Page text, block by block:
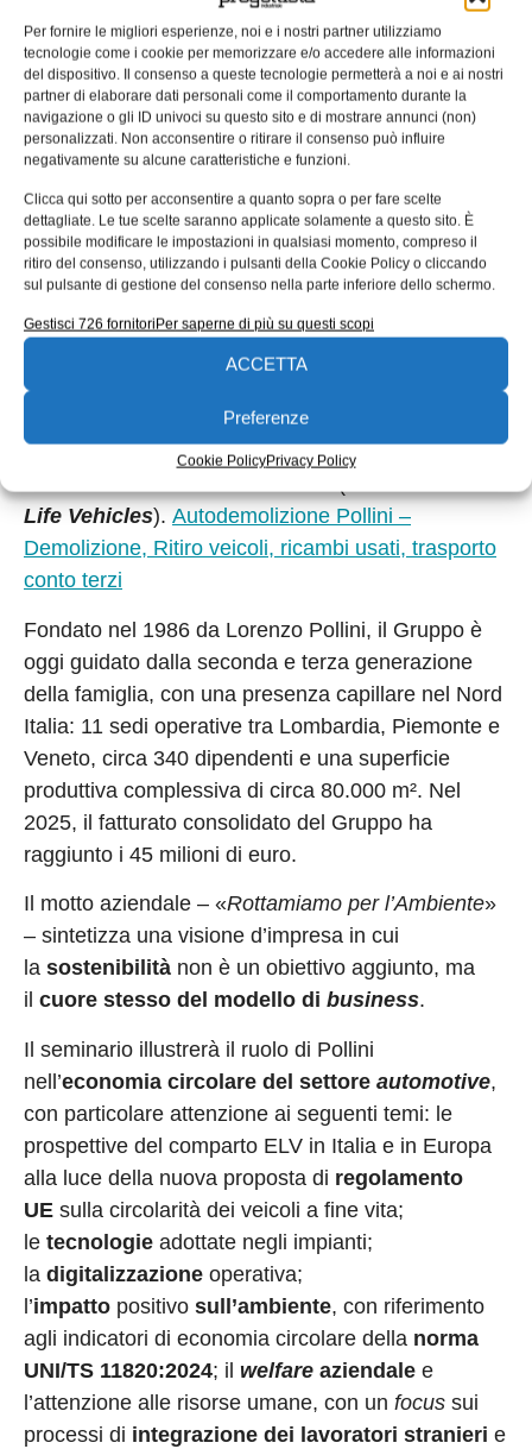
Per fornire le migliori esperienze, noi e i nostri partner utilizziamo
tecnologie come i cookie per memorizzare e/o accedere alle informazioni
del dispositivo. Il consenso a queste tecnologie permetterà a noi e ai nostri
partner di elaborare dati personali come il comportamento durante la
navigazione o gli ID univoci su questo sito e di mostrare annunci (non)
personalizzati. Non acconsentire o ritirare il consenso può influire
negativamente su alcune caratteristiche e funzioni.
Clicca qui sotto per acconsentire a quanto sopra o per fare scelte
dettagliate. Le tue scelte saranno applicate solamente a questo sito. È
possibile modificare le impostazioni in qualsiasi momento, compreso il
ritiro del consenso, utilizzando i pulsanti della Cookie Policy o cliccando
sul pulsante di gestione del consenso nella parte inferiore dello schermo.
Gestisci 726 fornitoriPer saperne di più su questi scopi
ACCETTA
Preferenze
Cookie PolicyPrivacy Policy
risorse umane aziendali.
Pollini’s Future s.r.l.: la sostenibilità nel
DNA
«Rottamiamo per l’Ambiente»
L02 (Building 12) – via La Masa n° 34.
Simone Pollini–Chief Executive Officer– Pollini’s
Future s.r.l.
Dott. Maurizio Trovato–Chief Financial Officer–
, con sede a Bedizzole (Brescia),
è il principale operatore italiano nella raccolta e nel
Life Vehicles). Autodemolizione Pollini –
Demolizione, Ritiro veicoli, ricambi usati, trasporto
conto terzi
Fondato nel 1986 da Lorenzo Pollini, il Gruppo è
oggi guidato dalla seconda e terza generazione
della famiglia, con una presenza capillare nel Nord
Italia: 11 sedi operative tra Lombardia, Piemonte e
Veneto, circa 340 dipendenti e una superficie
produttiva complessiva di circa 80.000 m². Nel
2025, il fatturato consolidato del Gruppo ha
raggiunto i 45 milioni di euro.
Il motto aziendale – «Rottamiamo per l’Ambiente»
– sintetizza una visione d’impresa in cui
la sostenibilità non è un obiettivo aggiunto, ma
il cuore stesso del modello di business.
Il seminario illustrerà il ruolo di Pollini
nell’economia circolare del settore automotive,
con particolare attenzione ai seguenti temi: le
prospettive del comparto ELV in Italia e in Europa
alla luce della nuova proposta di regolamento
UE sulla circolarità dei veicoli a fine vita;
le tecnologie adottate negli impianti;
la digitalizzazione operativa;
l’impatto positivo sull’ambiente, con riferimento
agli indicatori di economia circolare della norma
UNI/TS 11820:2024; il welfare aziendale e
l’attenzione alle risorse umane, con un focus sui
processi di integrazione dei lavoratori stranieri e